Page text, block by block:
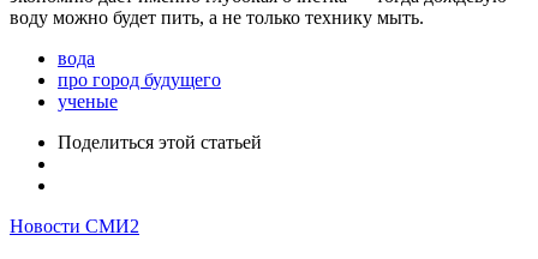
воду можно будет пить, а не только технику мыть.
вода
про город будущего
ученые
Поделиться этой статьей
Новости СМИ2